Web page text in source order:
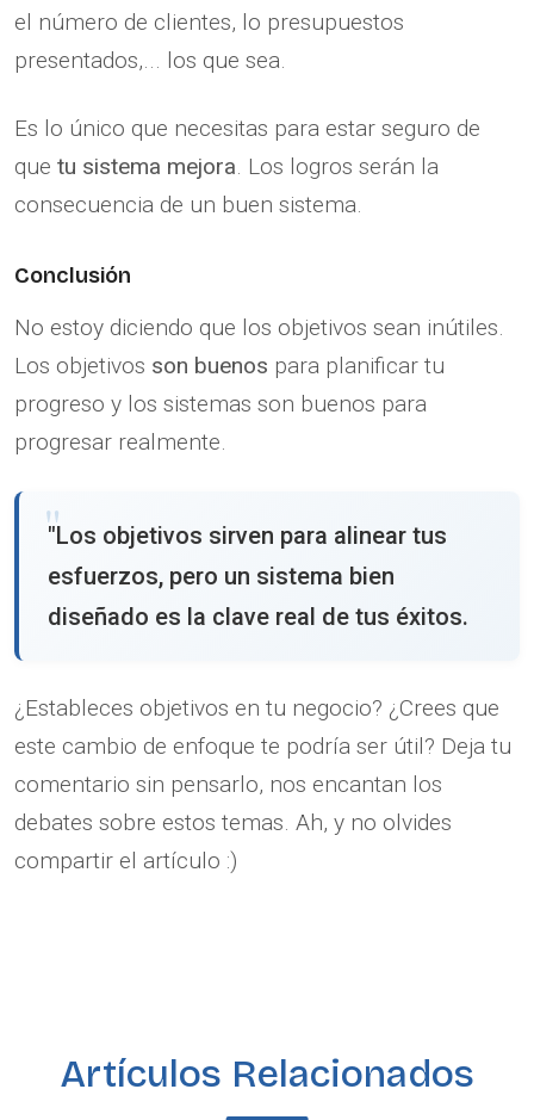
el número de clientes, lo presupuestos
presentados,... los que sea.
Es lo único que necesitas para estar seguro de
que tu sistema mejora. Los logros serán la
consecuencia de un buen sistema.
Conclusión
No estoy diciendo que los objetivos sean inútiles.
Los objetivos son buenos para planificar tu
progreso y los sistemas son buenos para
progresar realmente.
"Los objetivos sirven para alinear tus
esfuerzos, pero un sistema bien
diseñado es la clave real de tus éxitos.
¿Estableces objetivos en tu negocio? ¿Crees que
este cambio de enfoque te podría ser útil? Deja tu
comentario sin pensarlo, nos encantan los
debates sobre estos temas. Ah, y no olvides
compartir el artículo :)
Artículos Relacionados